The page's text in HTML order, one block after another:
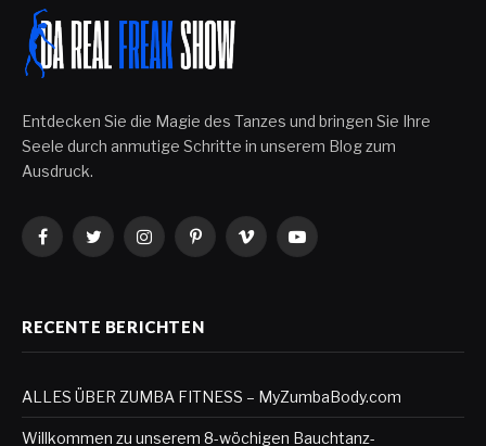
Entdecken Sie die Magie des Tanzes und bringen Sie Ihre
Seele durch anmutige Schritte in unserem Blog zum
Ausdruck.
FacebookTwitterInstagramPinterestVimeoYouTube
RECENTE BERICHTEN
ALLES ÜBER ZUMBA FITNESS – MyZumbaBody.com
Willkommen zu unserem 8-wöchigen Bauchtanz-